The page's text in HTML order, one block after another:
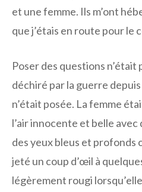
et une femme. Ils m’ont
que j’étais en route pour le
Poser des questions n’était
déchiré par la guerre
n’était posée. La femme
l’air innocente et belle
des yeux bleus et profonds
jeté un coup d’œil à
légèrement rougi